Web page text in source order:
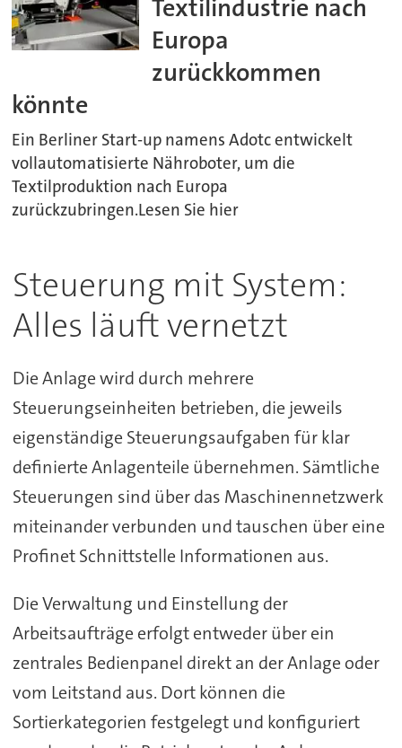
Textilindustrie nach
Europa
zurückkommen
könnte
Ein Berliner Start-up namens Adotc entwickelt
vollautomatisierte Nähroboter, um die
Textilproduktion nach Europa
zurückzubringen.Lesen Sie hier
Steuerung mit System:
Alles läuft vernetzt
Die Anlage wird durch mehrere
Steuerungseinheiten betrieben, die jeweils
eigenständige Steuerungsaufgaben für klar
definierte Anlagenteile übernehmen. Sämtliche
Steuerungen sind über das Maschinennetzwerk
miteinander verbunden und tauschen über eine
Profinet Schnittstelle Informationen aus.
Die Verwaltung und Einstellung der
Arbeitsaufträge erfolgt entweder über ein
zentrales Bedienpanel direkt an der Anlage oder
vom Leitstand aus. Dort können die
Sortierkategorien festgelegt und konfiguriert